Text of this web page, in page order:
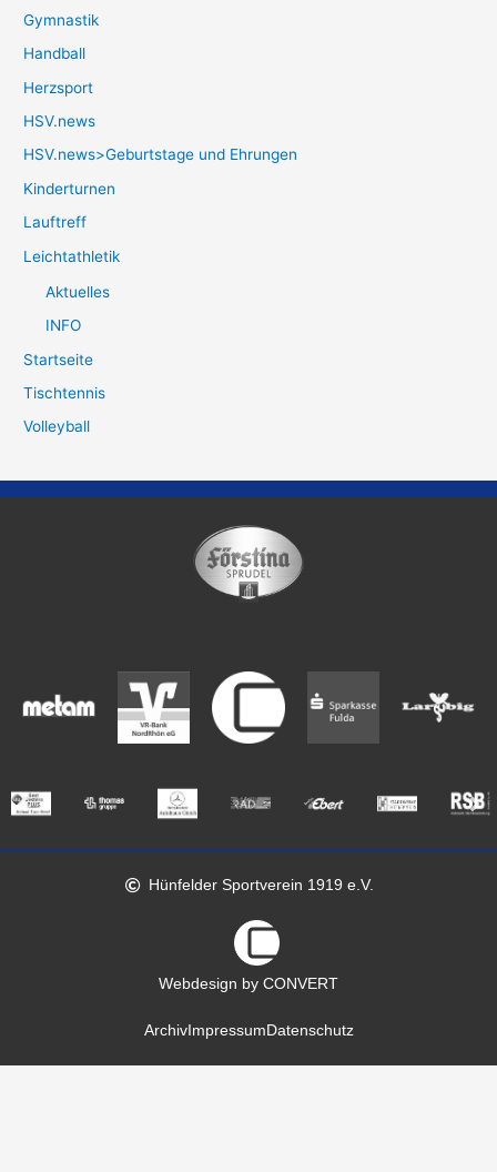
Gymnastik
Handball
Herzsport
HSV.news
HSV.news>Geburtstage und Ehrungen
Kinderturnen
Lauftreff
Leichtathletik
Aktuelles
INFO
Startseite
Tischtennis
Volleyball
Hünfelder Sportverein 1919 e.V.
Webdesign by CONVERT
ArchivImpressumDatenschutz